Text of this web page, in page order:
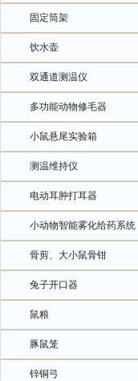
固定筒架
饮水壶
双通道测温仪
多功能动物修毛器
小鼠悬尾实验箱
测温维持仪
电动耳肿打耳器
小动物智能雾化给药系统
骨剪、大小鼠骨钳
兔子开口器
鼠粮
豚鼠笼
锌铜弓